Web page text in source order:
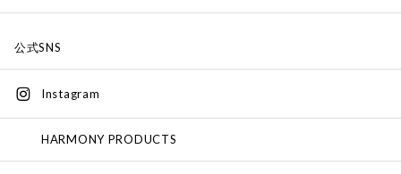
公式SNS
Instagram
HARMONY PRODUCTS